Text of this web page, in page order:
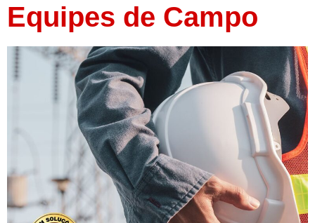
Equipes de Campo